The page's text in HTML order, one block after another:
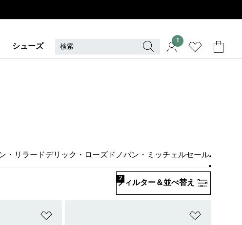
シューズ
1
・リラード デリック・ローズ ドノバン・ミッチェルセールバスケ
フィルター＆並べ替え
2